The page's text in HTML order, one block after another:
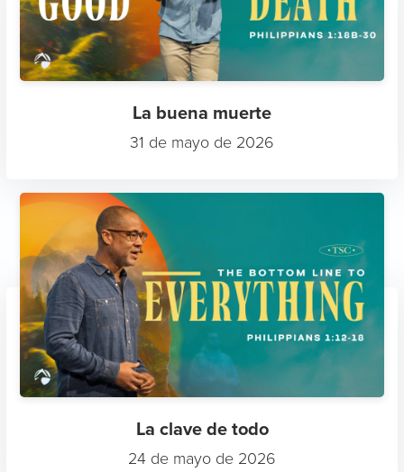
La buena muerte
31 de mayo de 2026
La clave de todo
24 de mayo de 2026